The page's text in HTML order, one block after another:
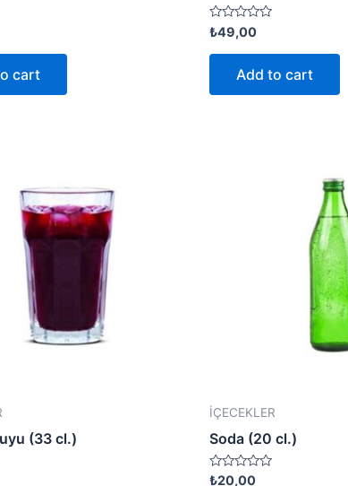
cart
Rated
0
out
₺49,00
Add to cart
(33 cl.)
İÇECEKLER
Soda (20 cl.)
Rated
₺20,00